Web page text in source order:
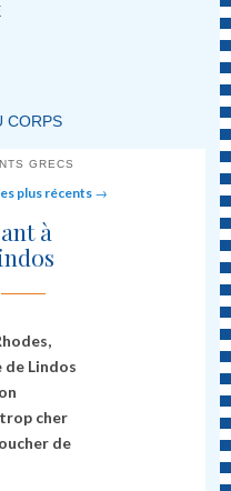
CORPS
GRECS
plus récents →
à
de Lindos
cher
de